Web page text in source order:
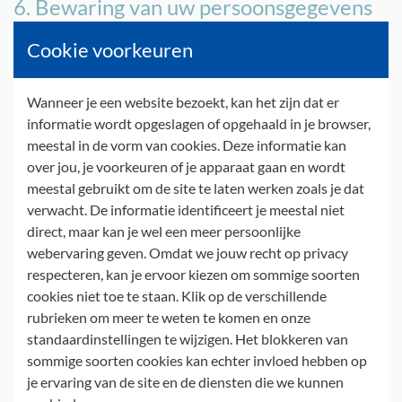
6. Bewaring van uw persoonsgegevens
bewaartermijn bepalen, zoals de bepalingen voorzien in de
wet op het politieambt, zullen de politiediensten uw
persoonsgegevens niet langer bewaren dan nodig is voor de
doeleinden waarvoor de gegevens werden ingezameld.
40 betreffende de archieven van de lokale politie, worden een
aantal bewaartermijnen vastgesteld.
7. Wie heeft toegang tot de
persoonsgegevens verzameld via de
website?
De beheerder van de website verwerkt de persoonsgegevens
die na gebruik van de website worden verzameld.
Omwille van technische redenen zijn de gegevens eveneens
Cookie voorkeuren
Wanneer je een website bezoekt, kan het zijn dat er
informatie wordt opgeslagen of opgehaald in je browser,
meestal in de vorm van cookies. Deze informatie kan
over jou, je voorkeuren of je apparaat gaan en wordt
meestal gebruikt om de site te laten werken zoals je dat
verwacht. De informatie identificeert je meestal niet
direct, maar kan je wel een meer persoonlijke
webervaring geven. Omdat we jouw recht op privacy
respecteren, kan je ervoor kiezen om sommige soorten
cookies niet toe te staan. Klik op de verschillende
rubrieken om meer te weten te komen en onze
standaardinstellingen te wijzigen. Het blokkeren van
sommige soorten cookies kan echter invloed hebben op
je ervaring van de site en de diensten die we kunnen